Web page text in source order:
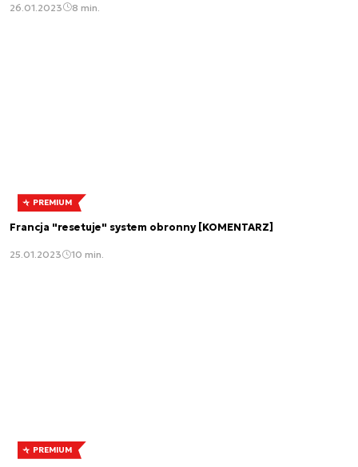
26.01.2023 8 min.
PREMIUM
Francja "resetuje" system obronny [KOMENTARZ]
25.01.2023 10 min.
PREMIUM